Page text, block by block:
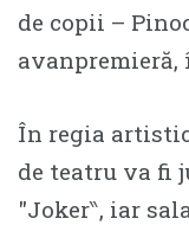
de copii –
avanpremieră,
În regia
de teatru va fi
″Joker‶, iar